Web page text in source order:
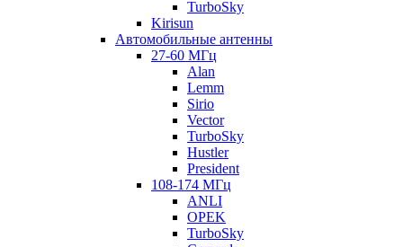
TurboSky
Kirisun
Автомобильные антенны
27-60 МГц
Alan
Lemm
Sirio
Vector
TurboSky
Hustler
President
108-174 МГц
ANLI
OPEK
TurboSky